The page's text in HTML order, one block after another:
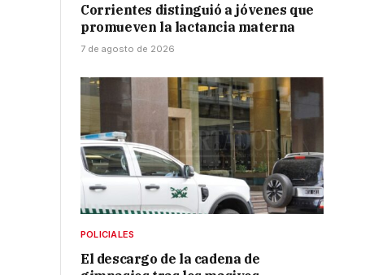
Corrientes distinguió a jóvenes que
promueven la lactancia materna
7 de agosto de 2026
POLICIALES
El descargo de la cadena de